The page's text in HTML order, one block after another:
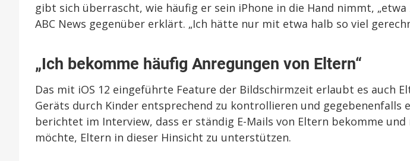
gibt sich überrascht, wie häufig er sein iPhone in die Hand nimmt, „etwa
ABC News gegenüber erklärt. „Ich hätte nur mit etwa halb so viel
„Ich bekomme häufig Anregungen von Eltern“
Das mit iOS 12 eingeführte Feature der Bildschirmzeit erlaubt es auch
Geräts durch Kinder entsprechend zu kontrollieren und gegebenenfalls
berichtet im Interview, dass er ständig E-Mails von Eltern bekomme
möchte, Eltern in dieser Hinsicht zu unterstützen.